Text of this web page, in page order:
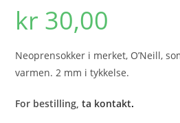
kr 30,00
Neoprensokker i merket, O’Neill,
varmen. 2 mm i tykkelse.
For bestilling,ta kontakt.